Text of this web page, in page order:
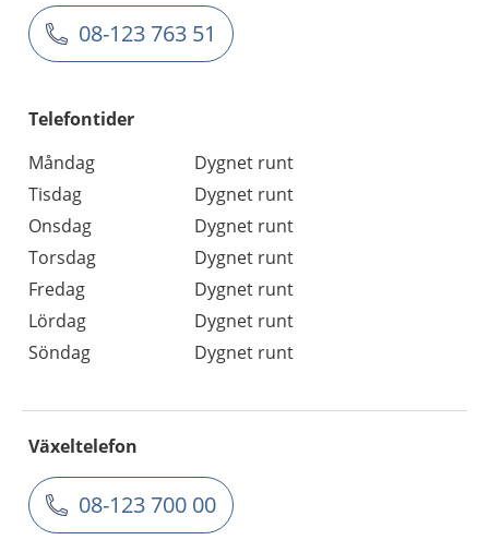
08-123 763 51
Telefontider
Måndag
Dygnet runt
Tisdag
Dygnet runt
Onsdag
Dygnet runt
Torsdag
Dygnet runt
Fredag
Dygnet runt
Lördag
Dygnet runt
Söndag
Dygnet runt
Växeltelefon
08-123 700 00